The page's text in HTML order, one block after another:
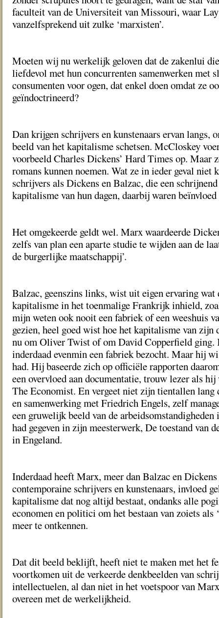
faculteit van de Universiteit van Missouri, waar
vanzelfsprekend uit zulke ‘marxisten’.
Moeten wij nu werkelijk geloven dat de zakenlui
liefdevol met hun concurrenten samenwerken met
consumenten voor ogen, dat enkel doen omdat ze
geïndoctrineerd?
Dan krijgen schrijvers en kunstenaars ervan langs,
beeld van het kapitalisme schetsen. McCloskey
voorbeeld Charles Dickens’ Hard Times op. Maar
romans kunnen noemen. Wat ze in ieder geval niet
schrijvers als Dickens en Balzac, die een
kapitalisme van hun dagen, daarbij waren
Het omgekeerde geldt wel. Marx waardeerde
zelfs van plan een aparte studie te wijden aan de
de burgerlijke maatschappij’.
Balzac, geenszins links, wist uit eigen ervaring wat
kapitalisme in het toenmalige Frankrijk inhield,
mijn weten ook nooit een fabriek of een weeshuis
gezien, heel goed wist hoe het kapitalisme van zijn
nu om Oliver Twist of om David Copperfield
inderdaad evenmin een fabriek bezocht. Maar hij
had. Hij baseerde zich op officiële rapporten
een overvloed aan documentatie, trouw lezer als hij
The Economist. En vergeet niet zijn tientallen lang
en samenwerking met Friedrich Engels, zelf
een gruwelijk beeld van de
had gegeven in zijn meesterwerk, De toestand van
in Engeland.
Inderdaad heeft Marx, meer dan Balzac en Dickens
contemporaine schrijvers en kunstenaars, invloed
kapitalisme dat nog altijd bestaat, ondanks alle
economen en politici om het bestaan van zoiets als
meer te ontkennen.
Dat dit beeld beklijft, heeft niet te maken met het
voortkomen uit de verkeerde denkbeelden van
intellectuelen, al dan niet in het voetspoor van
overeen met de werkelijkheid.